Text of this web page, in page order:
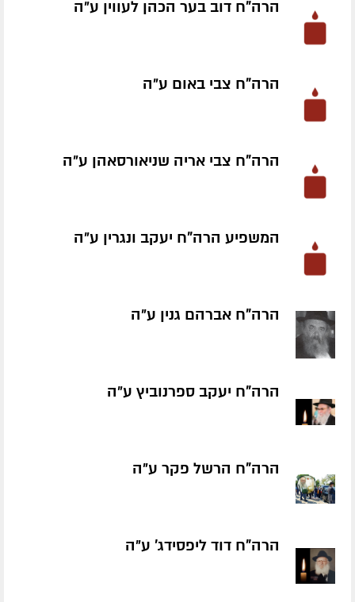
הרה"ח דוב בער הכהן לעווין ע״ה
הרה"ח צבי באום ע״ה
הרה"ח צבי אריה שניאורסאהן ע״ה
המשפיע הרה"ח יעקב ונגרין ע״ה
הרה"ח אברהם גנין ע״ה
הרה"ח יעקב ספרנוביץ ע״ה
הרה"ח הרשל פקר ע״ה
הרה"ח דוד ליפסידג' ע״ה